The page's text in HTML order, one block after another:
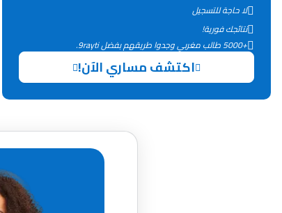
لا حاجة للتسجيل
نتائجك فورية!
+5000 طالب مغربي وجدوا طريقهم بفضل 9rayti.
اكتشف مساري الآن!